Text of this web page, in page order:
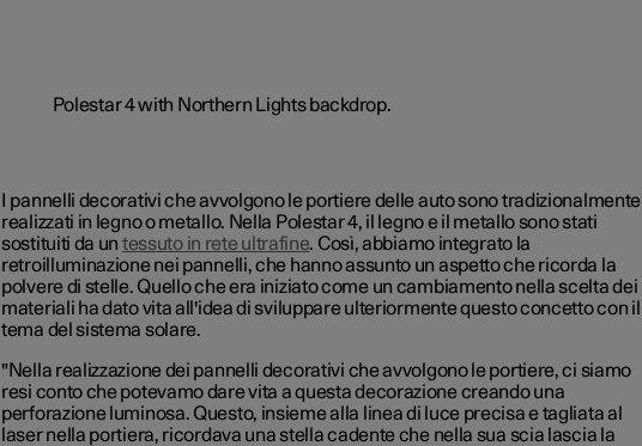
I pannelli decorativi che avvolgono le portiere delle auto sono tradizionalmente
realizzati in legno o metallo. Nella Polestar 4, il legno e il metallo sono stati
sostituiti da un tessuto in rete ultrafine. Così, abbiamo integrato la
retroilluminazione nei pannelli, che hanno assunto un aspetto che ricorda la
polvere di stelle. Quello che era iniziato come un cambiamento nella scelta dei
materiali ha dato vita all'idea di sviluppare ulteriormente questo concetto con il
tema del sistema solare.
"Nella realizzazione dei pannelli decorativi che avvolgono le portiere, ci siamo
resi conto che potevamo dare vita a questa decorazione creando una
perforazione luminosa. Questo, insieme alla linea di luce precisa e tagliata al
laser nella portiera, ricordava una stella cadente che nella sua scia lascia la